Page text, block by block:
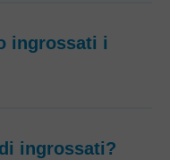
ingrossati i
ingrossati?